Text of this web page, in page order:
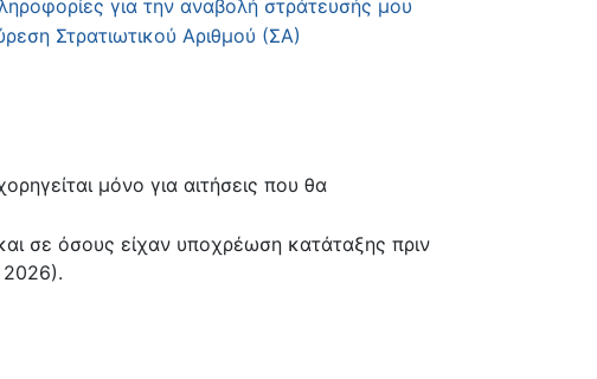
για την αναβολή στράτευσής μου
Στρατιωτικού Αριθμού (ΣΑ)
μόνο για αιτήσεις που θα
σε όσους είχαν υποχρέωση κατάταξης πριν